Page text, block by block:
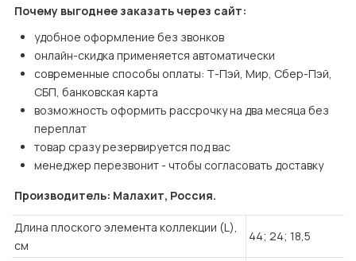
Почему выгоднее заказать через сайт:
удобное оформление без звонков
онлайн-скидка применяется автоматически
современные способы оплаты: Т-Пэй, Мир, Сбер-Пэй,
СБП, банковская карта
возможность оформить рассрочку на два месяца без
переплат
товар сразу резервируется под вас
менеджер перезвонит - чтобы согласовать доставку
Производитель: Малахит, Россия.
Длина плоского элемента коллекции (L),
см
44; 24; 18,5